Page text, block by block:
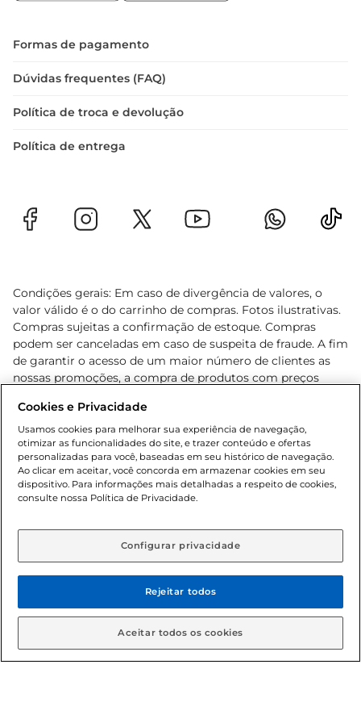
manusear o produto, garantindo assim a
Formas de pagamento
Dúvidas frequentes (FAQ)
Política de troca e devolução
Política de entrega
Condições gerais: Em caso de divergência de valores, o
valor válido é o do carrinho de compras. Fotos ilustrativas.
Compras sujeitas a confirmação de estoque. Compras
podem ser canceladas em caso de suspeita de fraude. A fim
de garantir o acesso de um maior número de clientes as
nossas promoções, a compra de produtos com preços
cliente. Os preços, ofertas e condições são exclusivos para
o e-commerce e válidos durante o dia de hoje, podendo
sofrer alterações sem prévia notificação. Proibida a venda
de bebidas alcoólicas para menores de 18 anos, conforme
Lei n.º 8069/90, art. 81, inciso II (Estatuto da Criança e do
Adolescente). Preços e condições exclusivos para o
aviso prévio. O valor mínimo para as compras on-line é de
© 2026 Copyright. Todos os direitos
reservados Gbarbosa.
Cookies e Privacidade
Usamos cookies para melhorar sua experiência de navegação,
otimizar as funcionalidades do site, e trazer conteúdo e ofertas
personalizadas para você, baseadas em seu histórico de navegação.
Ao clicar em aceitar, você concorda em armazenar cookies em seu
dispositivo. Para informações mais detalhadas a respeito de cookies,
consulte nossa Política de Privacidade.
Configurar privacidade
Rejeitar todos
Aceitar todos os cookies